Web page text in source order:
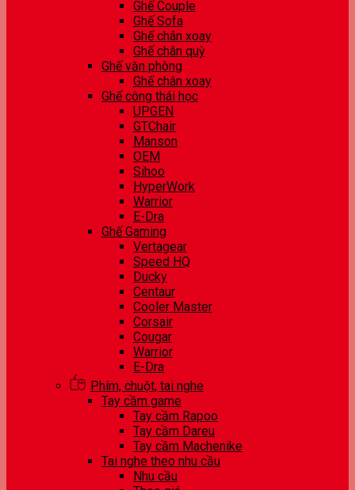
Ghế Couple
Ghế Sofa
Ghế chân xoay
Ghế chân quỳ
Ghế văn phòng
Ghế chân xoay
Ghế công thái học
UPGEN
GTChair
Manson
OEM
Sihoo
HyperWork
Warrior
E-Dra
Ghế Gaming
Vertagear
Speed HQ
Ducky
Centaur
Cooler Master
Corsair
Cougar
Warrior
E-Dra
Phím, chuột, tai nghe
Tay cầm game
Tay cầm Rapoo
Tay cầm Dareu
Tay cầm Machenike
Tai nghe theo nhu cầu
Nhu cầu